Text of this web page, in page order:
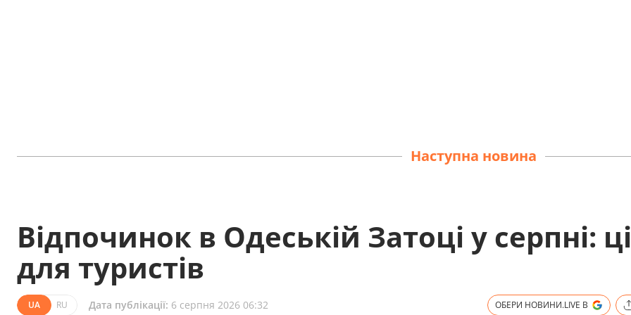
Наступна новина
Відпочинок в Одеській Затоці у серпні:
для туристів
UA RU Дата публікації: 6 серпня 2026 06:32 ОБЕРИ НОВИНИ.LIVE В